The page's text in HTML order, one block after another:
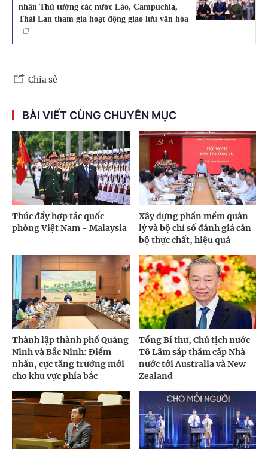
nhân Thủ tướng các nước Lào, Campuchia,
Thái Lan tham gia hoạt động giao lưu văn hóa
Chia sẻ
BÀI VIẾT CÙNG CHUYÊN MỤC
Thúc đẩy hợp tác quốc
phòng Việt Nam - Malaysia
Xây dựng phần mềm quản
lý và bộ chỉ số đánh giá cán
bộ thực chất, hiệu quả
Thành lập thành phố Quảng
Ninh và Bắc Ninh: Điểm
nhấn, cực tăng trưởng mới
cho khu vực phía bắc
Tổng Bí thư, Chủ tịch nước
Tô Lâm sắp thăm cấp Nhà
nước tới Australia và New
Zealand